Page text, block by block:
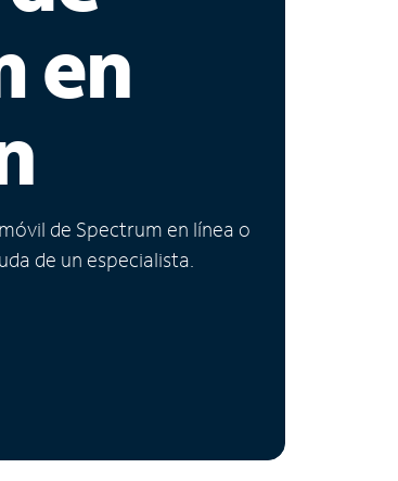
en
de Spectrum en línea o
de un especialista.